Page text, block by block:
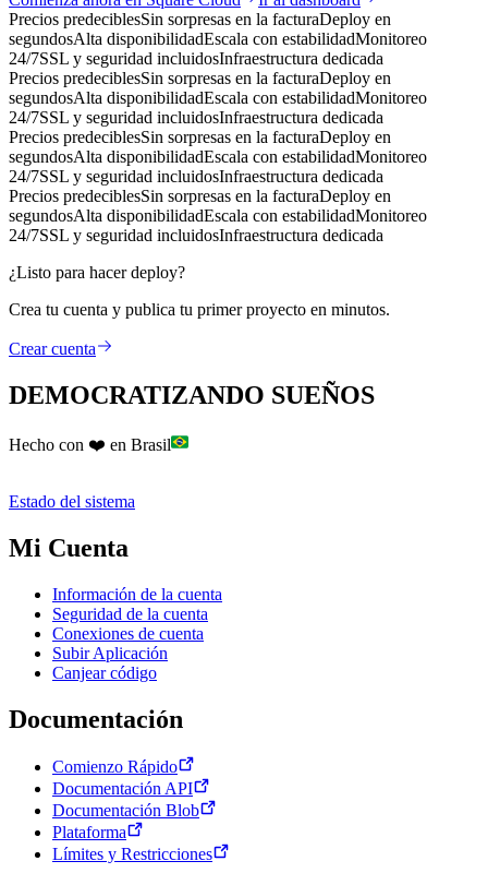
Precios predeciblesSin sorpresas en la facturaDeploy en
segundosAlta disponibilidadEscala con estabilidadMonitoreo
24/7SSL y seguridad incluidosInfraestructura dedicada
Precios predeciblesSin sorpresas en la facturaDeploy en
segundosAlta disponibilidadEscala con estabilidadMonitoreo
24/7SSL y seguridad incluidosInfraestructura dedicada
Precios predeciblesSin sorpresas en la facturaDeploy en
segundosAlta disponibilidadEscala con estabilidadMonitoreo
24/7SSL y seguridad incluidosInfraestructura dedicada
Precios predeciblesSin sorpresas en la facturaDeploy en
segundosAlta disponibilidadEscala con estabilidadMonitoreo
24/7SSL y seguridad incluidosInfraestructura dedicada
¿Listo para hacer deploy?
Crea tu cuenta y publica tu primer proyecto en minutos.
Crear cuenta
DEMOCRATIZANDO SUEÑOS
Hecho con ❤️ en Brasil
Estado del sistema
Mi Cuenta
Información de la cuenta
Seguridad de la cuenta
Conexiones de cuenta
Subir Aplicación
Canjear código
Documentación
Comienzo Rápido
Documentación API
Documentación Blob
Plataforma
Límites y Restricciones